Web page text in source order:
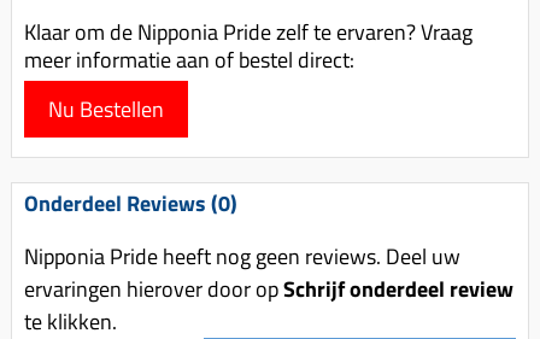
Klaar om de Nipponia Pride zelf te ervaren? Vraag
meer informatie aan of bestel direct:
Nu Bestellen
Onderdeel Reviews (0)
Nipponia Pride heeft nog geen reviews. Deel uw
ervaringen hierover door opSchrijf onderdeel review
te klikken.